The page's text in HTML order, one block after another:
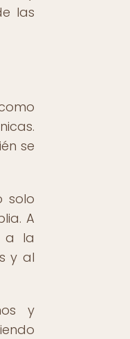
las
se
solo
A
a la
y al
y